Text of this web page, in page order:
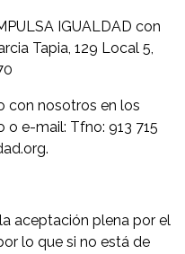
IGUALDAD con
Tapia, 129 Local 5,
con nosotros en los
e-mail: Tfno: 913 715
aceptación plena por el
lo que si no está de